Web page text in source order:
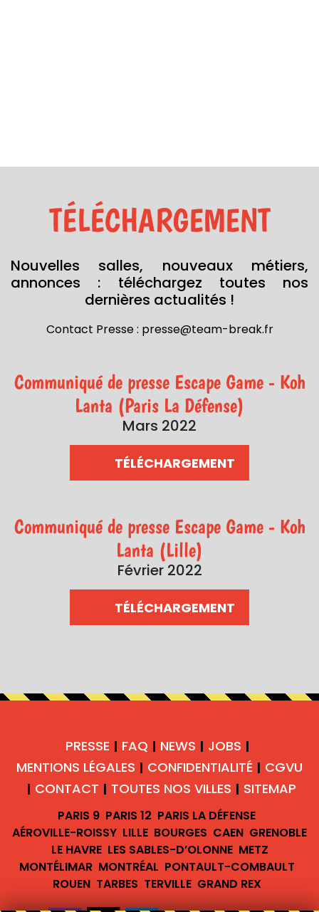
TÉLÉCHARGEMENT
Nouvelles salles, nouveaux métiers,
annonces : téléchargez toutes nos
dernières actualités !
Contact Presse : presse@team-break.fr
Communiqué de presse Escape Game - Koh
Lanta (Paris La Défense)
Mars 2022
TÉLÉCHARGEMENT
Communiqué de presse Escape Game - Koh
Lanta (Lille)
Février 2022
TÉLÉCHARGEMENT
PRESSE | FAQ | NEWS | JOBS |
MENTIONS LÉGALES | CONFIDENTIALITÉ | CGVU
| CONTACT | TOUTES NOS VILLES | SITEMAP
PARIS 9 PARIS 12 PARIS LA DÉFENSE
AÉROVILLE-ROISSY LILLE BOURGES CAEN GRENOBLE
LE HAVRE LES SABLES-D’OLONNE METZ
MONTÉLIMAR MONTRÉAL PONTAULT-COMBAULT
ROUEN TARBES TERVILLE GRAND REX